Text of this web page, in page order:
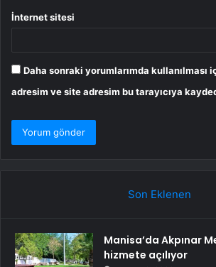
İnternet sitesi
Daha sonraki yorumlarımda kullanılması
adresim ve site adresim bu tarayıcıya
Son Eklenen
Manisa’da Akpınar
hizmete açılıyor